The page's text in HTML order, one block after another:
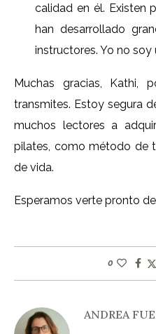
calidad en él. Existen
han desarrollado
instructores. Yo no soy
Muchas gracias, Kathi,
transmites. Estoy segura
muchos lectores a
pilates, como método de
de vida.
Esperamos verte pronto
0
ANDREA